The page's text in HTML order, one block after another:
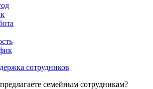
сотрудников
семейным сотрудникам?